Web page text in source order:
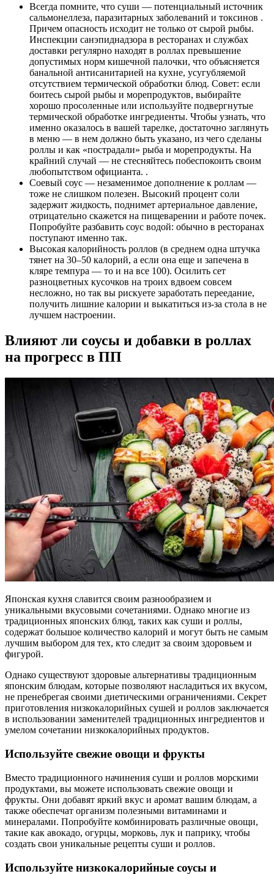
Всегда помните, что суши — потенциальный источник
сальмонеллеза, паразитарных заболеваний и токсинов .
Причем опасность исходит не только от сырой рыбы.
Инспекции санэпиднадзора в ресторанах и службах
доставки регулярно находят в роллах превышение
допустимых норм кишечной палочки, что объясняется
банальной антисанитарией на кухне, усугубляемой
отсутствием термической обработки блюд. Совет: если
боитесь сырой рыбы и морепродуктов, выбирайте
хорошо просоленные или используйте подвергнутые
термической обработке ингредиенты. Чтобы узнать, что
именно оказалось в вашей тарелке, достаточно заглянуть
в меню — в нем должно быть указано, из чего сделаны
роллы и как «пострадали» рыба и морепродукты. На
крайний случай — не стесняйтесь побеспокоить своим
любопытством официанта. .
Соевый соус — незаменимое дополнение к роллам —
тоже не слишком полезен. Высокий процент соли
задержит жидкость, поднимет артериальное давление,
отрицательно скажется на пищеварении и работе почек.
Попробуйте разбавить соус водой: обычно в ресторанах
поступают именно так.
Высокая калорийность роллов (в среднем одна штучка
тянет на 30–50 калорий, а если она еще и запечена в
кляре темпура — то и на все 100). Осилить сет
разноцветных кусочков на троих вдвоем совсем
несложно, но так вы рискуете заработать переедание,
получить лишние калории и выкатиться из-за стола в не
лучшем настроении.
Влияют ли соусы и добавки в роллах
на прогресс в ПП
Японская кухня славится своим разнообразием и
уникальными вкусовыми сочетаниями. Однако многие из
традиционных японских блюд, таких как суши и роллы,
содержат большое количество калорий и могут быть не самым
лучшим выбором для тех, кто следит за своим здоровьем и
фигурой.
Однако существуют здоровые альтернативы традиционным
японским блюдам, которые позволяют насладиться их вкусом,
не пренебрегая своими диетическими ограничениями. Секрет
приготовления низкокалорийных сушей и роллов заключается
в использовании заменителей традиционных ингредиентов и
умелом сочетании низкокалорийных продуктов.
Используйте свежие овощи и фрукты
Вместо традиционного начинения суши и роллов морскими
продуктами, вы можете использовать свежие овощи и
фрукты. Они добавят яркий вкус и аромат вашим блюдам, а
также обеспечат организм полезными витаминами и
минералами. Попробуйте комбинировать различные овощи,
такие как авокадо, огурцы, морковь, лук и паприку, чтобы
создать свои уникальные рецепты суши и роллов.
Используйте низкокалорийные соусы и